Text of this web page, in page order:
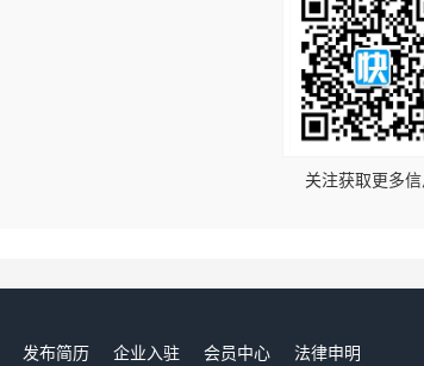
关注获取更多
发布简历 企业入驻 会员中心 法律申明